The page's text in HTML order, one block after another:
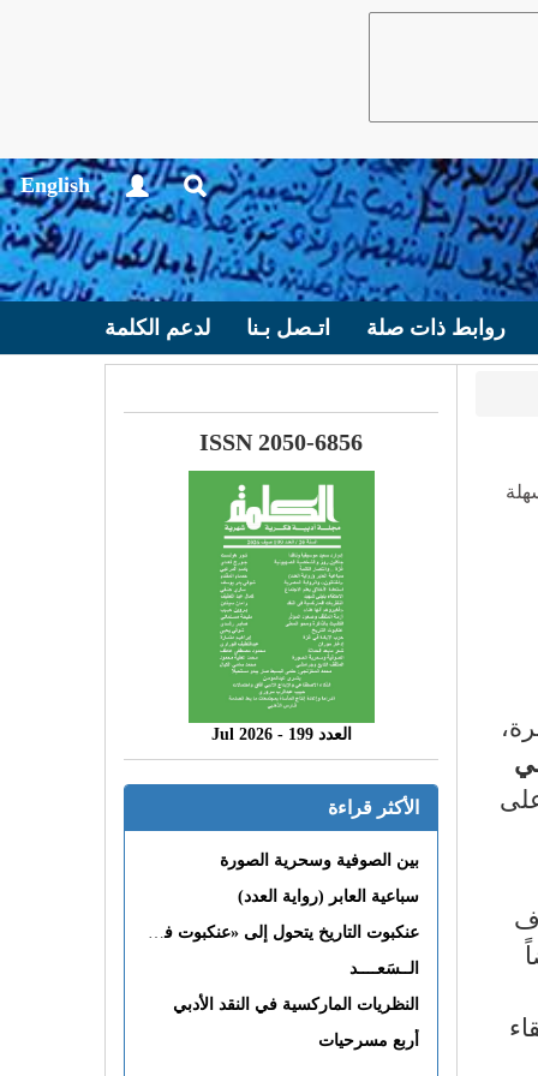
English
روابط ذات صلة اتـصل بـنا لدعم الكلمة
ISSN 2050-6856
العدد 199 - 2026 Jul
الأكثر قراءة
بين الصوفية وسحرية الصورة
سباعية العابر (رواية العدد)
عنكبوت التاريخ يتحول إلى «عنكبوت فى القلب»
الــسَعــــد
النظريات الماركسية في النقد الأدبي
أربع مسرحيات